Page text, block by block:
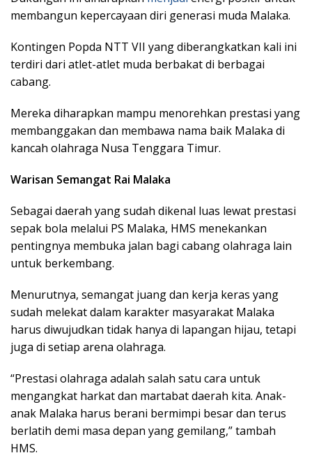
membangun kepercayaan diri generasi muda Malaka.
Kontingen Popda NTT VII yang diberangkatkan kali ini
terdiri dari atlet-atlet muda berbakat di berbagai
cabang.
Mereka diharapkan mampu menorehkan prestasi yang
membanggakan dan membawa nama baik Malaka di
kancah olahraga Nusa Tenggara Timur.
Warisan Semangat Rai Malaka
Sebagai daerah yang sudah dikenal luas lewat prestasi
sepak bola melalui PS Malaka, HMS menekankan
pentingnya membuka jalan bagi cabang olahraga lain
untuk berkembang.
Menurutnya, semangat juang dan kerja keras yang
sudah melekat dalam karakter masyarakat Malaka
harus diwujudkan tidak hanya di lapangan hijau, tetapi
juga di setiap arena olahraga.
“Prestasi olahraga adalah salah satu cara untuk
mengangkat harkat dan martabat daerah kita. Anak-
anak Malaka harus berani bermimpi besar dan terus
berlatih demi masa depan yang gemilang,” tambah
HMS.